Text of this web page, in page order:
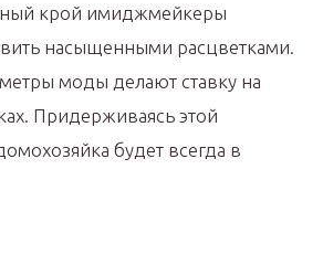
крой имиджмейкеры
насыщенными расцветками.
моды делают ставку на
Придерживаясь этой
будет всегда в